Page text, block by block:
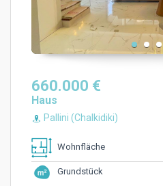
660.000 €
Haus
Pallini (Chalkidiki)
Wohnfläche
Grundstück